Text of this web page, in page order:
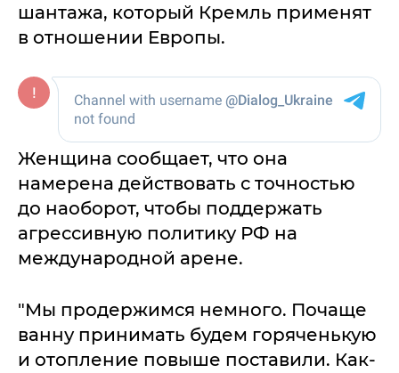
шантажа, который Кремль применят
в отношении Европы.
Женщина сообщает, что она
намерена действовать с точностью
до наоборот, чтобы поддержать
агрессивную политику РФ на
международной арене.
"Мы продержимся немного. Почаще
ванну принимать будем горяченькую
и отопление повыше поставили. Как-